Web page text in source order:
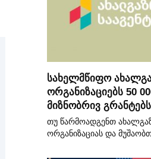
სახელმწიფო
ორგანიზაციებს 50
მიზნობრივ
თუ წარმოადგენთ
ორგანიზაციას და